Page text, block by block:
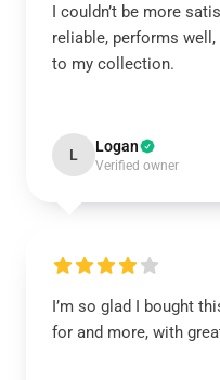
I couldn’t be more
reliable, performs
to my collection.
L Logan
Verified owner
I’m so glad I bought
for and more, with